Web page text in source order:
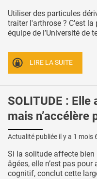
Utiliser des particules
traiter l'arthrose ? C’est
équipe de l’Université de
LIRE LA SUITE
SOLITUDE :
mais
Actualité publiée il y a 1 mois
Si la solitude affecte bien
âgées, elle n’est pas
cognitif, conclut cette